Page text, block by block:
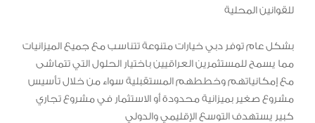
للقوانين المحلية
بشكل عام توفر دبي خيارات متنوعة تتناسب مع جميع الميزانيات
مما يسمح للمستثمرين العراقيين باختيار الحلول التي تتماشى
مع إمكانياتهم وخططهم المستقبلية سواء من خلال تأسيس
مشروع صغير بميزانية محدودة أو الاستثمار في مشروع تجاري
كبير يستهدف التوسع الإقليمي والدولي